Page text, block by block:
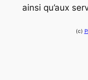
ainsi qu’aux
(c)